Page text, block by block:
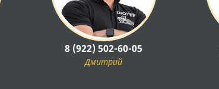
8 (922) 502-60-05
Дмитрий